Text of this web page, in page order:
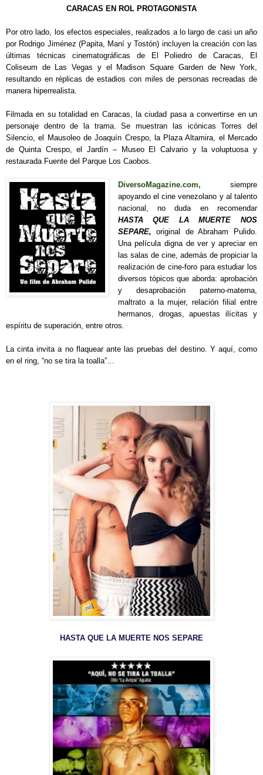
CARACAS EN ROL PROTAGONISTA
Por otro lado, los efectos especiales, realizados a lo largo de casi un año
por Rodrigo Jiménez (Papita, Maní y Tostón) incluyen la creación con las
últimas técnicas cinematográficas de El Poliedro de Caracas, El
Coliseum de Las Vegas y el Madison Square Garden de New York,
resultando en réplicas de estadios con miles de personas recreadas de
manera hiperrealista.
Filmada en su totalidad en Caracas, la ciudad pasa a convertirse en un
personaje dentro de la trama. Se muestran las icónicas Torres del
Silencio, el Mausoleo de Joaquín Crespo, la PlazaAltamira , el Mercado
de Quinta Crespo, el Jardín – Museo El Calvario y la voluptuosa y
restaurada Fuente del Parque Los Caobos.
DiversoMagazine.com, siempre
apoyando el cine venezolano y al talento
nacional, no duda en recomendar
HASTA QUE LA MUERTE NOS
SEPARE, original de Abraham Pulido.
Una película digna de ver y apreciar en
las salas de cine, además de propiciar la
realización de cine-foro para estudiar los
diversos tópicos que aborda: aprobación
y desaprobación paterno-materna,
maltrato a la mujer, relación filial entre
hermanos, drogas, apuestas ilícitas y
espíritu de superación, entre otros.
La cinta invita a no flaquear ante las pruebas del destino. Y aquí, como
en el ring, “no se tira la toalla”…
HASTA QUE LA MUERTE NOS SEPARE